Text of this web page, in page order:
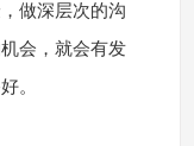
做深层次的沟
会，就会有发
。